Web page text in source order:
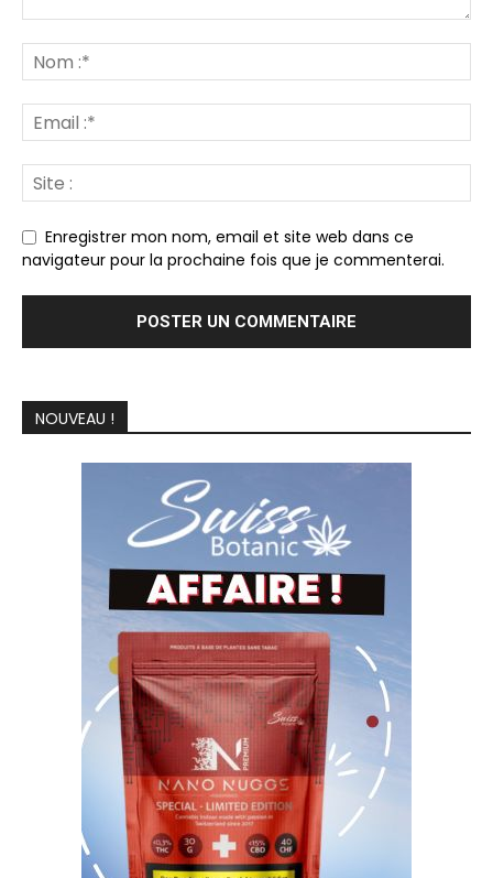
Enregistrer mon nom, email et site web dans ce
navigateur pour la prochaine fois que je commenterai.
NOUVEAU !